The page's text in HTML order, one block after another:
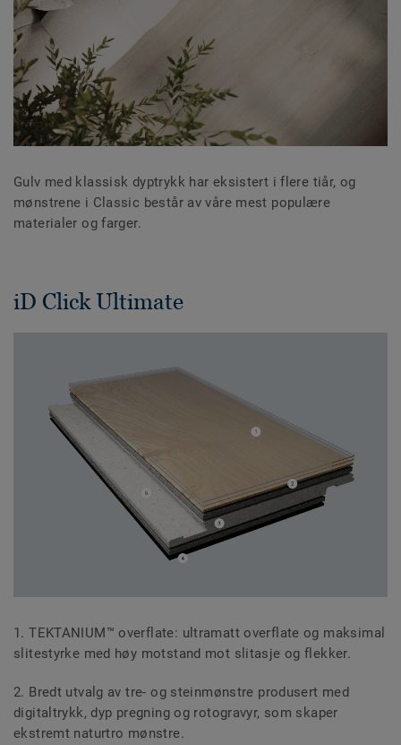
Gulv med klassisk dyptrykk har eksistert i flere tiår, og
mønstrene i Classic består av våre mest populære
materialer og farger.
iD Click Ultimate
1. TEKTANIUM™ overflate: ultramatt overflate og maksimal
slitestyrke med høy motstand mot slitasje og flekker.
2. Bredt utvalg av tre- og steinmønstre produsert med
digitaltrykk, dyp pregning og rotogravyr, som skaper
ekstremt naturtro mønstre.